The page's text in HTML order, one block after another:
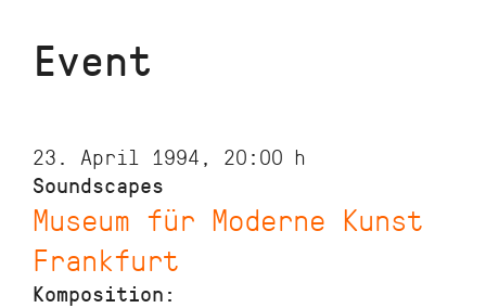
SkipEvent
23. April 1994, 20:00 h
Soundscapes
Museum für Moderne Kunst
Frankfurt
Komposition: